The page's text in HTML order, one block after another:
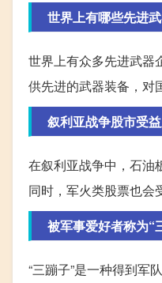
世界上有哪些先进
世界上有众多先进武器
供先进的武器装备，对
叙利亚战争股市受
在叙利亚战争中，石油
同时，军火类股票也会
被军事爱好者称为“
“三蹦子”是一种得到军